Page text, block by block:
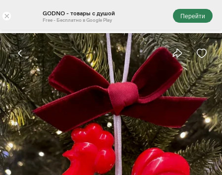
× GODNO - товары с душой
Free - Бесплатно в Google Play
Перейти